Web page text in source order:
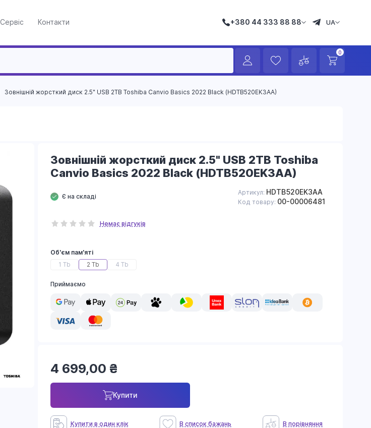
Сервіс Контакти +380 44 333 88 88 UA
0
Зовнішній жорсткий диск 2.5" USB 2TB Toshiba Canvio Basics 2022 Black (HDTB520EK3AA)
Зовнішній жорсткий диск 2.5" USB 2TB Toshiba
Canvio Basics 2022 Black (HDTB520EK3AA)
Є на складі
Артикул: HDTB520EK3AA
Код товару: 00-00006481
Немає відгуків
Об'єм пам'яті
1 Tb
2 Tb 4 Tb
Приймаємо
4 699,00 ₴
Купити
Купити в один клік В список бажань В порiвняння